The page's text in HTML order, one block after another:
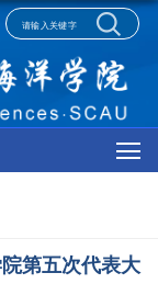
第五次代表大